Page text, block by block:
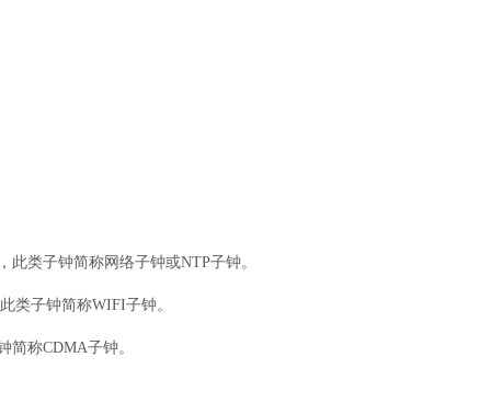
此类子钟简称网络子钟或NTP子钟。
类子钟简称WIFI子钟。
简称CDMA子钟。